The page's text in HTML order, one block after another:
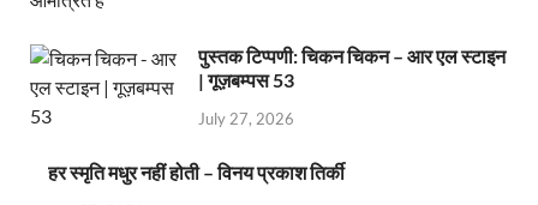
पुस्तक टिप्पणी: चिकन चिकन – आर एल स्टाइन
| गूज़बम्पस 53
July 27, 2026
हर स्मृति मधुर नहीं होती – विनय प्रकाश तिर्की